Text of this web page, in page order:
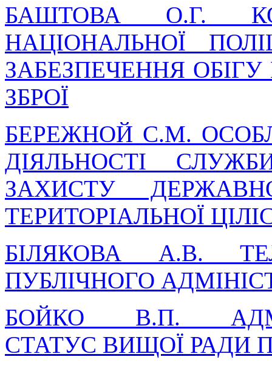
БАШТОВА О.Г.
НАЦІОНАЛЬНОЇ
ЗАБЕЗПЕЧЕННЯ
ЗБРОЇ
БЕРЕЖНОЙ С.М.
ДІЯЛЬНОСТІ
ЗАХИСТУ
ТЕРИТОРІАЛЬНОЇ
БІЛЯКОВА А.В.
ПУБЛІЧНОГО
БОЙКО В.П.
СТАТУС ВИЩОЇ РАДИ